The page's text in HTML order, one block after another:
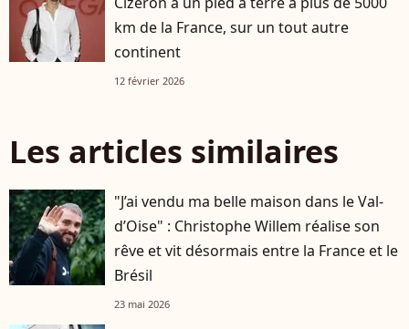
km de la France, sur un tout autre
continent
12 février 2026
Les articles similaires
"J’ai vendu ma belle maison dans le Val-
d’Oise" : Christophe Willem réalise son
rêve et vit désormais entre la France et le
Brésil
23 mai 2026